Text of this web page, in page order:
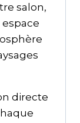
salon,
directe